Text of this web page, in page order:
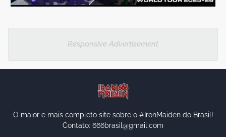
Responsive Advertisement
O maior e mais completo site sobre o #IronMaiden do Brasil!
Contato: 666brasil@gmail.com